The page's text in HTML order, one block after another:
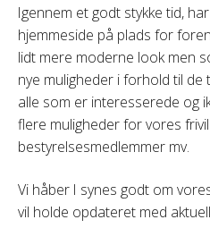
Igennem et godt stykke tid,
hjemmeside på plads for
lidt mere moderne look men
nye muligheder i forhold til de
alle som er interesserede og
flere muligheder for vores
bestyrelsesmedlemmer mv.
Vi håber I synes godt om
vil holde opdateret med